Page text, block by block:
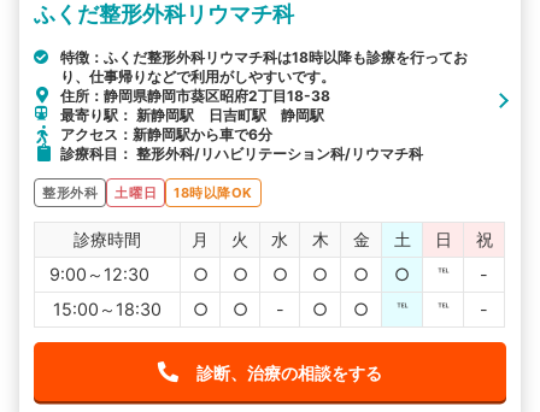
ふくだ整形外科リウマチ科
特徴：ふくだ整形外科リウマチ科は18時以降も診療を行ってお
り、仕事帰りなどで利用がしやすいです。
住所：静岡県静岡市葵区昭府2丁目18-38
最寄り駅： 新静岡駅 日吉町駅 静岡駅
アクセス：新静岡駅から車で6分
診療科目： 整形外科/リハビリテーション科/リウマチ科
整形外科 土曜日 18時以降OK
診療時間 月 火 水 木 金 土 日
祝
9:00～12:30
○ ○ ○ ○ ○ ○ ℡
-
15:00～18:30
○ ○ - ○ ○ ℡ ℡ -
診断、治療の相談をする